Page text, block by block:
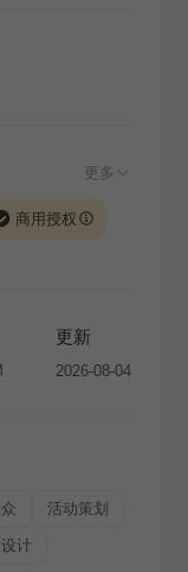
更多
商用授权
出售或出租，未
，否则将接照我
更新
2026-08-04
活动策划
计